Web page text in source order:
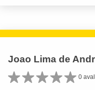
Joao Lima de
0